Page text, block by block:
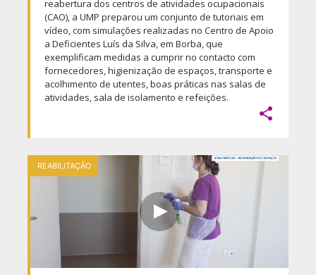
reabertura dos centros de atividades ocupacionais
(CAO), a UMP preparou um conjunto de tutoriais em
vídeo, com simulações realizadas no Centro de Apoio
a Deficientes Luís da Silva, em Borba, que
exemplificam medidas a cumprir no contacto com
fornecedores, higienização de espaços, transporte e
acolhimento de utentes, boas práticas nas salas de
atividades, sala de isolamento e refeições.

REABILITAÇÃO